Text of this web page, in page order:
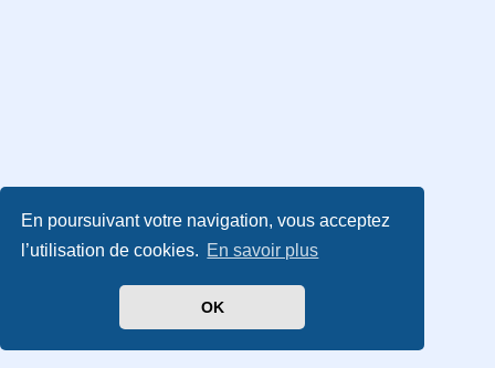
En poursuivant votre navigation, vous acceptez
l’utilisation de cookies. En savoir plus
OK